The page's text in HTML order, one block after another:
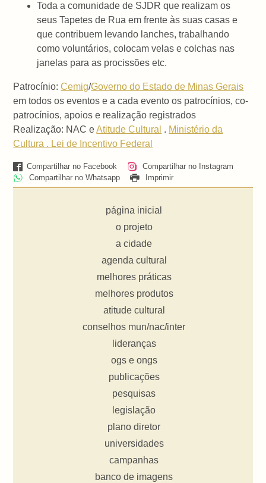
Toda a comunidade de SJDR que realizam os
seus Tapetes de Rua em frente às suas casas e
que contribuem levando lanches, trabalhando
como voluntários, colocam velas e colchas nas
janelas para as procissões etc.
Patrocínio:Cemig/Governo do Estado de Minas Gerais
em todos os eventos e a cada evento os patrocínios, co-
patrocínios, apoios e realização registrados
Realização: NAC eAtitude Cultural . Ministério da
Cultura . Lei de Incentivo Federal
Compartilhar no Facebook
Compartilhar no Instagram
Compartilhar no Whatsapp
Imprimir
página inicial
o projeto
a cidade
agenda cultural
melhores práticas
melhores produtos
atitude cultural
conselhos mun/nac/inter
lideranças
ogs e ongs
publicações
pesquisas
legislação
plano diretor
universidades
campanhas
banco de imagens